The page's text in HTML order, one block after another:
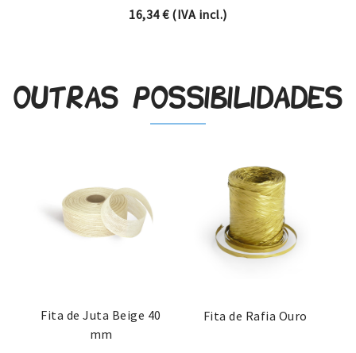
16,34€(IVA incl.)
Outras possibilidades
Fita de Juta Beige 40
mm
Fita de Rafia Ouro